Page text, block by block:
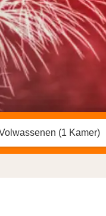
(1 Kamer)